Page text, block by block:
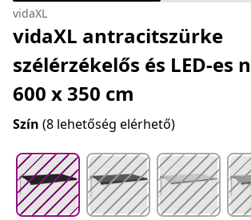
vidaXL
vidaXL antracitszürke
szélérzékelős és LED-es
600 x 350 cm
Szín (8 lehetőség elérhető)